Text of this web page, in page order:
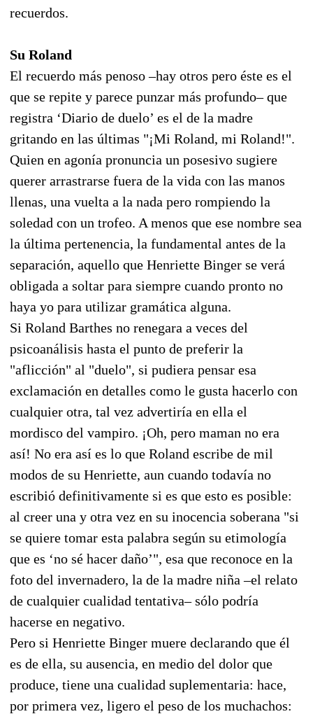
recuerdos.
Su Roland
El recuerdo más penoso –hay otros pero éste es el
que se repite y parece punzar más profundo– que
registra ‘Diario de duelo’ es el de la madre
gritando en las últimas "¡Mi Roland, mi Roland!".
Quien en agonía pronuncia un posesivo sugiere
querer arrastrarse fuera de la vida con las manos
llenas, una vuelta a la nada pero rompiendo la
soledad con un trofeo. A menos que ese nombre sea
la última pertenencia, la fundamental antes de la
separación, aquello que Henriette Binger se verá
obligada a soltar para siempre cuando pronto no
haya yo para utilizar gramática alguna.
Si Roland Barthes no renegara a veces del
psicoanálisis hasta el punto de preferir la
"aflicción" al "duelo", si pudiera pensar esa
exclamación en detalles como le gusta hacerlo con
cualquier otra, tal vez advertiría en ella el
mordisco del vampiro. ¡Oh, pero maman no era
así! No era así es lo que Roland escribe de mil
modos de su Henriette, aun cuando todavía no
escribió definitivamente si es que esto es posible:
al creer una y otra vez en su inocencia soberana "si
se quiere tomar esta palabra según su etimología
que es ‘no sé hacer daño’", esa que reconoce en la
foto del invernadero, la de la madre niña –el relato
de cualquier cualidad tentativa– sólo podría
hacerse en negativo.
Pero si Henriette Binger muere declarando que él
es de ella, su ausencia, en medio del dolor que
produce, tiene una cualidad suplementaria: hace,
por primera vez, ligero el peso de los muchachos: